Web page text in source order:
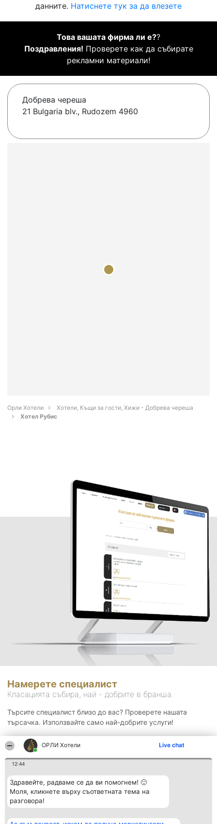
ОРЛИ Хотели Live chat
12:44
Здравейте, радваме се да ви помогнем! 🙂
Моля, кликнете върху съответната тема на
разговора!
данните. Натиснете тук за да влезете
Това вашата фирма ли е??
Поздравления! Проверете как да събирате
рекламни материали!
Добрева череша
21 Bulgaria blv., Rudozem 4960
Орли Хотели
Хотели, Къщи за гости, Хижи - Добрева череша
Хотел Рубис
Намерете специалист
Класацията събира, най - добрите в бранша.
Търсите специалист близо до вас? Проверете нашата
търсачка. Използвайте само най-добрите услуги!